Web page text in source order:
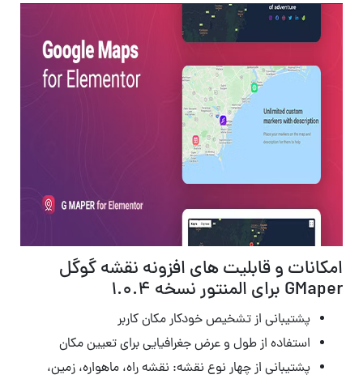
امکانات و قابلیت های افزونه نقشه گوگل
GMaper برای المنتور نسخه 1.0.4
پشتیبانی از تشخیص خودکار مکان کاربر
استفاده از طول و عرض جغرافیایی برای تعیین مکان
پشتیبانی از چهار نوع نقشه: نقشه راه، ماهواره، زمین،